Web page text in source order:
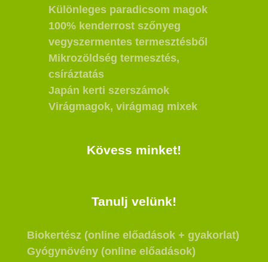
Különleges paradicsom magok
100% kenderrost szőnyeg
vegyszermentes termesztésből
Mikrozöldség termesztés,
csíráztatás
Japán kerti szerszámok
Virágmagok, virágmag mixek
Kövess minket!
Tanulj velünk!
Biokertész (online előadások + gyakorlat)
Gyógynövény (online előadások)